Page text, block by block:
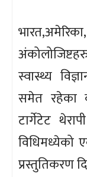
स्वास्थ्य
समेत रहेका
टार्गेटेट
विधिमध्येको
प्रस्तुतिकरण